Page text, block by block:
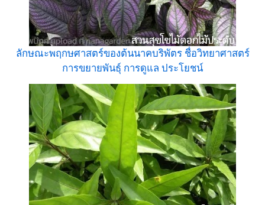
ลักษณะพฤกษศาสตร์ของต้นนาคบริพัตร ชื่อวิทยาศาสตร์
การขยายพันธุ์ การดูแล ประโยชน์